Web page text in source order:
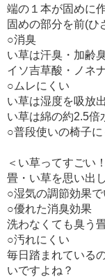
端の１本が固めに
固めの部分を前(ひ
○消臭
い草は汗臭・加齢
イソ吉草酸・ノネ
○ムレにくい
い草は湿度を吸放
い草は綿の約2.5倍
○普段使いの椅子に
＜い草ってすごい
畳・い草を思い出
○湿気の調節効果
○優れた消臭効果
洗わなくても臭う
○汚れにくい
毎日踏まれている
いですよね？